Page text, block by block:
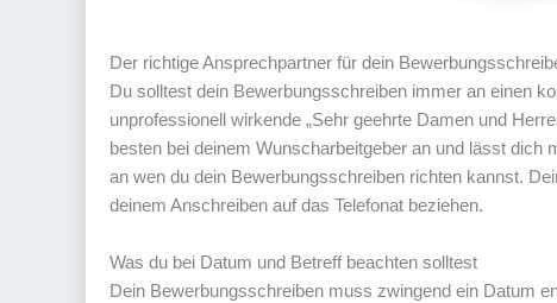
Der richtige Ansprechpartner für dein
Du solltest dein Bewerbungsschreiben immer an einen
unprofessionell wirkende „Sehr geehrte Damen und
besten bei deinem Wunscharbeitgeber an und lässt dich
an wen du dein Bewerbungsschreiben richten kannst.
deinem Anschreiben auf das Telefonat beziehen.
Was du bei Datum und Betreff beachten solltest
Dein Bewerbungsschreiben muss zwingend ein Datum